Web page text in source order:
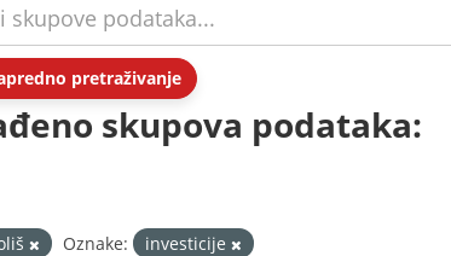
pretraživanje
skupova podataka:
Oznake: investicije